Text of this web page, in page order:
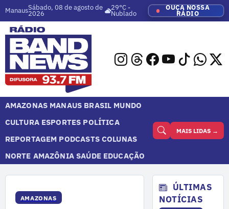
ManausSábado, 08 de agosto de
2026
29°C -
Nublado
OUÇA NOSSA
RÁDIO
AMAZONAS MANAUS BRASIL MUNDO
CULTURA ESPORTES POLÍTICA
REPORTAGEM PODCASTS COLUNAS
NORTE AMAZÔNIA SAÚDE EDUCAÇÃO
MAIS LIDAS →
AMAZONAS
ÚLTIMAS
NOTÍCIAS